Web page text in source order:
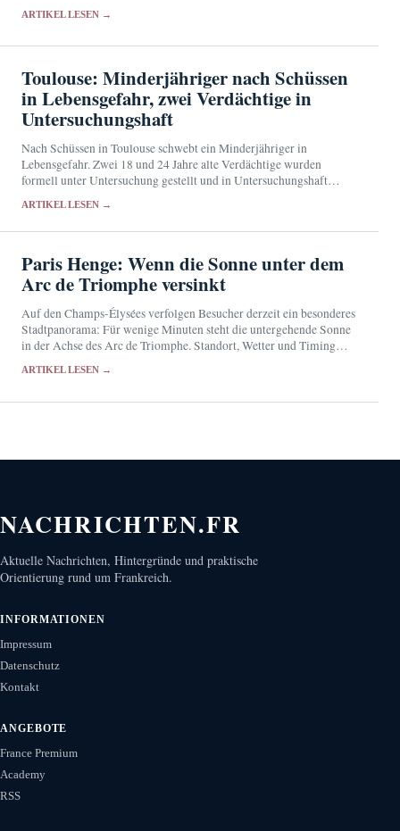
ARTIKEL LESEN →
Toulouse: Minderjähriger nach Schüssen
in Lebensgefahr, zwei Verdächtige in
Untersuchungshaft
Nach Schüssen in Toulouse schwebt ein Minderjähriger in
Lebensgefahr. Zwei 18 und 24 Jahre alte Verdächtige wurden
formell unter Untersuchung gestellt und in Untersuchungshaft
ARTIKEL LESEN →
Paris Henge: Wenn die Sonne unter dem
Arc de Triomphe versinkt
Auf den Champs-Élysées verfolgen Besucher derzeit ein besonderes
Stadtpanorama: Für wenige Minuten steht die untergehende Sonne
in der Achse des Arc de Triomphe. Standort, Wetter und Timing
ARTIKEL LESEN →
NACHRICHTEN.FR
Aktuelle Nachrichten, Hintergründe und praktische
Orientierung rund um Frankreich.
INFORMATIONEN
Impressum
Datenschutz
Kontakt
ANGEBOTE
France Premium
Academy
RSS